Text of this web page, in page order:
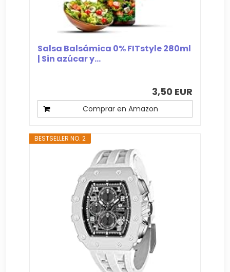
Salsa Balsámica 0% FITstyle 280ml
| Sin azúcar y...
3,50 EUR
Comprar en Amazon
BESTSELLER NO. 2